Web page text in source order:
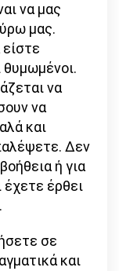
να μας
μας.
θυμωμένοι.
να
να
και
Δεν
ή για
έχετε έρθει
σε
και